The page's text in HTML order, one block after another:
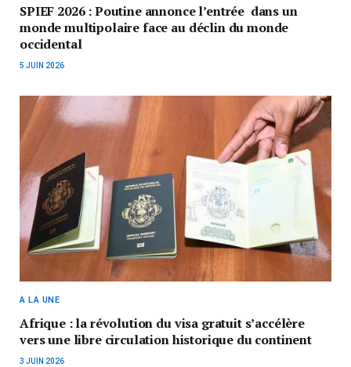
SPIEF 2026 : Poutine annonce l’entrée dans un
monde multipolaire face au déclin du monde
occidental
5 JUIN 2026
A LA UNE
Afrique : la révolution du visa gratuit s’accélère
vers une libre circulation historique du continent
3 JUIN 2026